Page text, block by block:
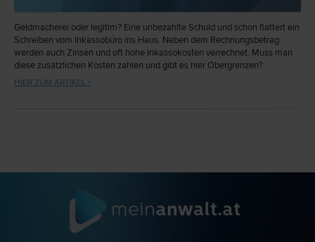
Geldmacherei oder legitim? Eine unbezahlte Schuld und schon flattert ein
Schreiben vom Inkassobüro ins Haus. Neben dem Rechnungsbetrag
werden auch Zinsen und oft hohe Inkassokosten verrechnet. Muss man
diese zusätzlichen Kosten zahlen und gibt es hier Obergrenzen?
HIER ZUM ARTIKEL ›